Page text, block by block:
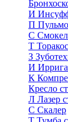
И
П
С
Т
З
И
К
Кресло
Л Лазер
С Скалер